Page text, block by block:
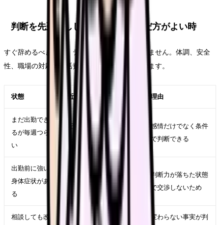
判断を先延ばししてよい時・急いだ方がよい時
すぐ辞めるべきかは、テーマ名だけでは決まりません。体調、安全
性、職場の対応、生活費、次の選択肢で変わります。
状態 近い対応 理由
まだ出勤でき
るが毎週つら
い
記録、相談、求人比較
を並行する
感情だけでなく条件
で判断できる
出勤前に強い
身体症状があ
る
受診、休養、公的相談
先を優先する
判断力が落ちた状態
で交渉しないため
相談しても改
在職転職や退職準備を
変わらない事実が判